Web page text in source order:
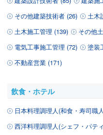
その他建築技術者 (26)
土木
土木施工管理 (139)
その他
電気工事施工管理 (72)
塗装
不動産営業 (171)
飲食・ホテル
日本料理調理人(和食・寿司職
西洋料理調理人(シェフ・パテ